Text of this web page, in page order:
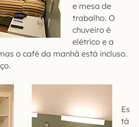
e mesa de
trabalho. O
chuveiro é
elétrico e a
o café da manhã está incluso.
Es
tá